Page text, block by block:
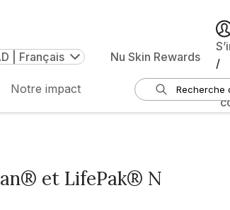
| Français Nu Skin Rewards
/
Notre impact
et LifePak® N